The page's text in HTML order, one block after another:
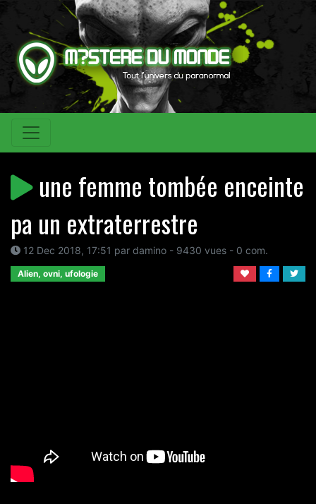
une femme tombée enceinte
pa un extraterrestre
12 Dec 2018, 17:51 par damino - 9430 vues - 0 com.
Alien, ovni, ufologie